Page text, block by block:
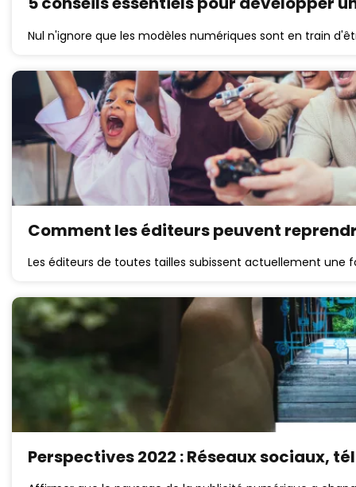
Nul n'ignore que les modèles numériques sont en train
Comment les éditeurs peuvent
Les éditeurs de toutes tailles subissent actuellement une
Perspectives 2022 : Réseaux sociaux,